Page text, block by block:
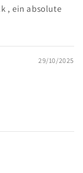
, ein absolute
29/10/2025